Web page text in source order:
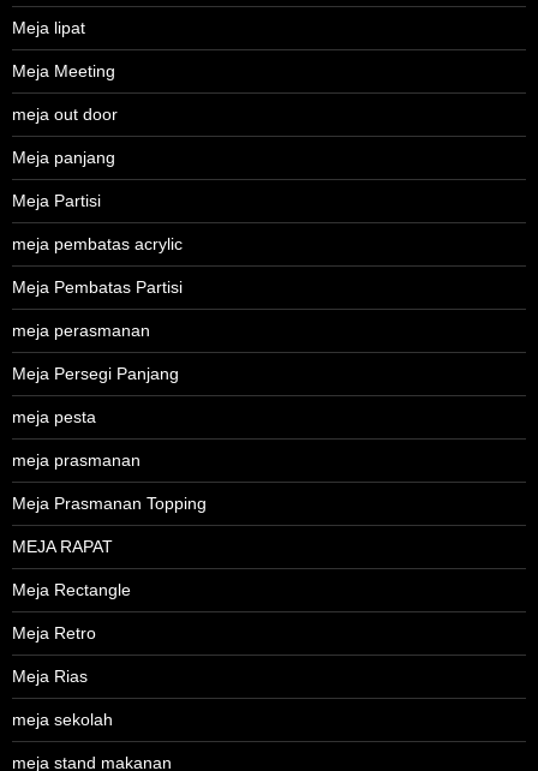
Meja lipat
Meja Meeting
meja out door
Meja panjang
Meja Partisi
meja pembatas acrylic
Meja Pembatas Partisi
meja perasmanan
Meja Persegi Panjang
meja pesta
meja prasmanan
Meja Prasmanan Topping
MEJA RAPAT
Meja Rectangle
Meja Retro
Meja Rias
meja sekolah
meja stand makanan